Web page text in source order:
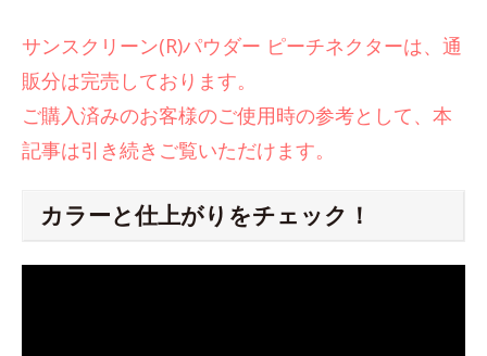
サンスクリーン(R)パウダー ピーチネクターは、通
販分は完売しております。
ご購入済みのお客様のご使用時の参考として、本
記事は引き続きご覧いただけます。
カラーと仕上がりをチェック！